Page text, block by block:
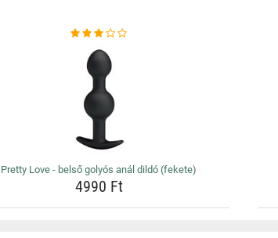
Pretty Love - belső golyós anál dildó (fekete)
4990 Ft